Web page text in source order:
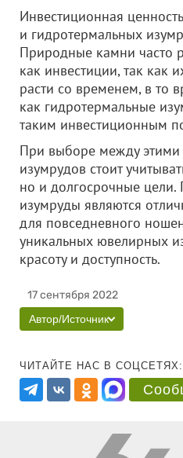
Инвестиционная
и гидротермальных
Природные камни часто
как инвестиции, так как
расти со временем, в то
как гидротермальные
таким инвестиционным
При выборе между
изумрудов стоит
но и долгосрочные цели.
изумруды являются
для повседневного
уникальных ювелирных
красоту и
17 сентября 2022
Автор/Источник
ЧИТАЙТЕ НАС В СОЦСЕТЯХ: